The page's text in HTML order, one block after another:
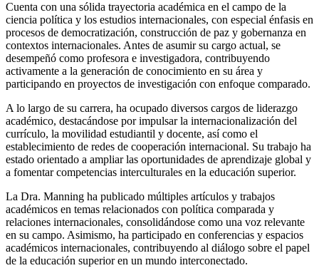
Cuenta con una sólida trayectoria académica en el campo de la
ciencia política y los estudios internacionales, con especial énfasis en
procesos de democratización, construcción de paz y gobernanza en
contextos internacionales. Antes de asumir su cargo actual, se
desempeñó como profesora e investigadora, contribuyendo
activamente a la generación de conocimiento en su área y
participando en proyectos de investigación con enfoque comparado.
A lo largo de su carrera, ha ocupado diversos cargos de liderazgo
académico, destacándose por impulsar la internacionalización del
currículo, la movilidad estudiantil y docente, así como el
establecimiento de redes de cooperación internacional. Su trabajo ha
estado orientado a ampliar las oportunidades de aprendizaje global y
a fomentar competencias interculturales en la educación superior.
La Dra. Manning ha publicado múltiples artículos y trabajos
académicos en temas relacionados con política comparada y
relaciones internacionales, consolidándose como una voz relevante
en su campo. Asimismo, ha participado en conferencias y espacios
académicos internacionales, contribuyendo al diálogo sobre el papel
de la educación superior en un mundo interconectado.